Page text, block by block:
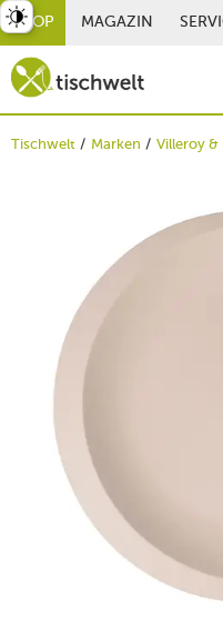
SHOP MAGAZIN
Tischwelt Marken Villeroy &
umschalten